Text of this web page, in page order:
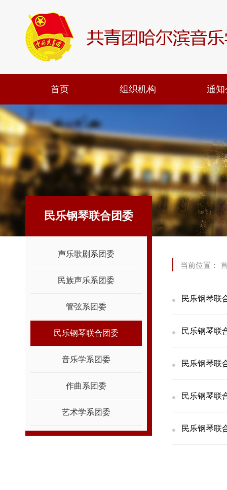
首页 组织机构 通知
民乐钢琴联合团委
声乐歌剧系团委
民族声乐系团委
管弦系团委
民乐钢琴联合团委
音乐学系团委
作曲系团委
艺术学系团委
当前位置：
民乐钢琴联
民乐钢琴联
民乐钢琴联
民乐钢琴联
民乐钢琴联